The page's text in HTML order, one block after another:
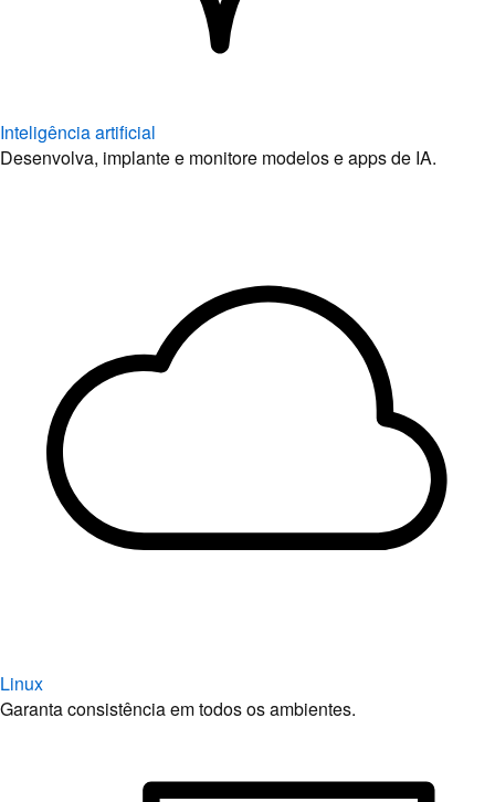
Inteligência artificial
Desenvolva, implante e monitore modelos e apps de IA.
Linux
Garanta consistência em todos os ambientes.